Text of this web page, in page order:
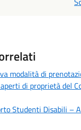
modalità di
di proprietà del
Studenti Disabili –